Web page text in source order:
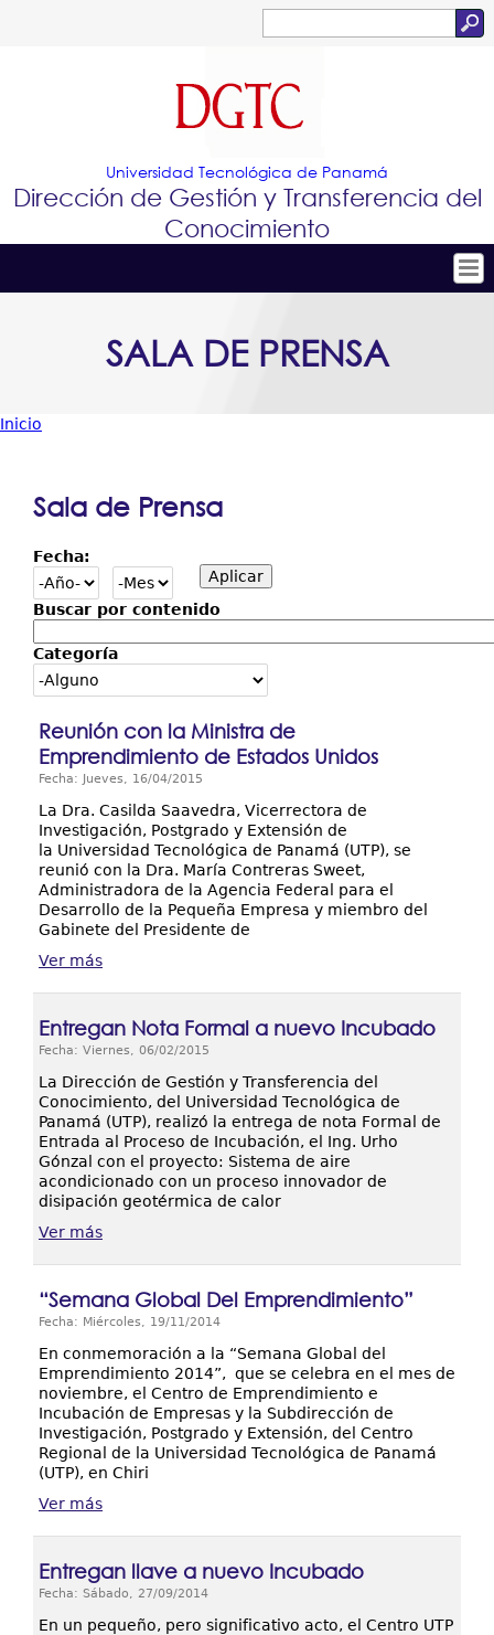
Jump to navigation
de
búsqueda
Universidad Tecnológica de Panamá
Dirección de Gestión y Transferencia del
Conocimiento
Conócenos
Resultados y Casos de Éxito
SALA DE PRENSA
está
Inicio
Sala de Prensa
Fecha:
Buscar por contenido
Categoría
Reunión con la Ministra de
Emprendimiento de Estados Unidos
Fecha: Jueves, 16/04/2015
La Dra. Casilda Saavedra, Vicerrectora de
Investigación, Postgrado y Extensión de
la Universidad Tecnológica de Panamá (UTP), se
reunió con la Dra. María Contreras Sweet,
Administradora de la Agencia Federal para el
Desarrollo de la Pequeña Empresa y miembro del
Gabinete del Presidente de
Ver más
Entregan Nota Formal a nuevo Incubado
Fecha: Viernes, 06/02/2015
La Dirección de Gestión y Transferencia del
Conocimiento, del Universidad Tecnológica de
Panamá (UTP), realizó la entrega de nota Formal de
Entrada al Proceso de Incubación, el Ing. Urho
Gónzal con el proyecto: Sistema de aire
acondicionado con un proceso innovador de
disipación geotérmica de calor
Ver más
“Semana Global Del Emprendimiento”
Fecha: Miércoles, 19/11/2014
En conmemoración a la “Semana Global del
Emprendimiento 2014”, que se celebra en el mes de
noviembre, el Centro de Emprendimiento e
Incubación de Empresas y la Subdirección de
Investigación, Postgrado y Extensión, del Centro
Regional de la Universidad Tecnológica de Panamá
(UTP), en Chiri
Ver más
Entregan llave a nuevo Incubado
Fecha: Sábado, 27/09/2014
En un pequeño, pero significativo acto, el Centro UTP